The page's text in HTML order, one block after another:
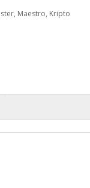
Maestro, Kripto